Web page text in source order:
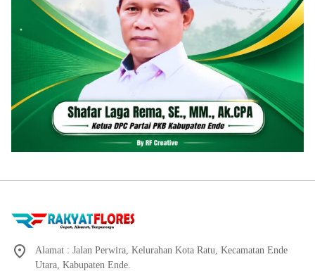
Alamat : Jalan Perwira, Kelurahan Kota Ratu, Kecamatan Ende
Utara, Kabupaten Ende.